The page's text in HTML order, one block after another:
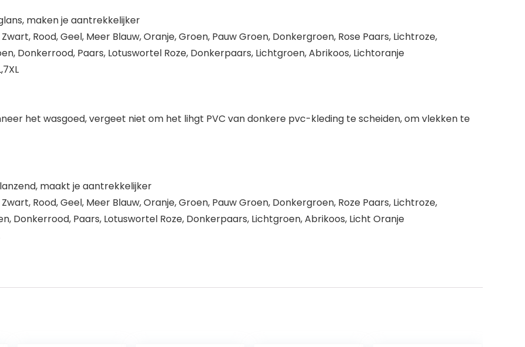
maken je aantrekkelijker
Rood, Geel, Meer Blauw, Oranje, Groen, Pauw Groen, Donkergroen, Rose Paars, Lichtroze,
Donkerrood, Paars, Lotuswortel Roze, Donkerpaars, Lichtgroen, Abrikoos, Lichtoranje
het wasgoed, vergeet niet om het lihgt PVC van donkere pvc-kleding te scheiden, om vlekken te
maakt je aantrekkelijker
Rood, Geel, Meer Blauw, Oranje, Groen, Pauw Groen, Donkergroen, Roze Paars, Lichtroze,
Donkerrood, Paars, Lotuswortel Roze, Donkerpaars, Lichtgroen, Abrikoos, Licht Oranje